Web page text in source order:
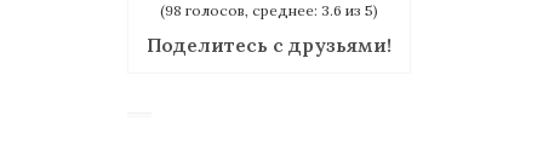
(98 голосов, среднее: 3.6 из 5)
Поделитесь с друзьями!